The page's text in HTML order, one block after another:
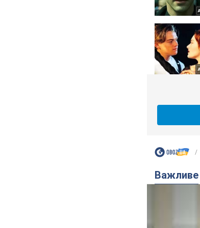
Важливе